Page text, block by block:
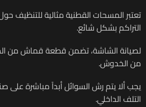
تعتبر المسحات القطنية مثالية للتنظيف
التراكم بشكل شائع.
لصيانة الشاشة، تضمن قطعة قماش من
من الخدوش.
يجب ألا يتم رش السوائل أبداً مباشرة على
التلف الداخلي.